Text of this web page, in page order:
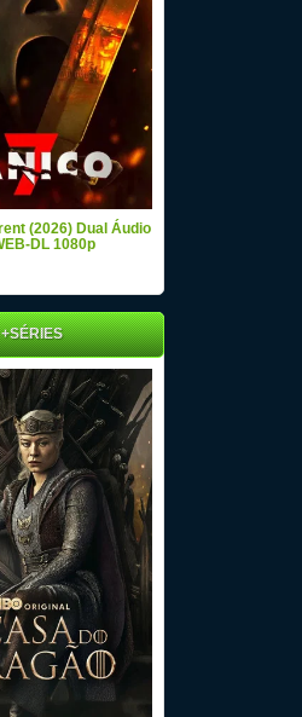
(2026) Dual Áudio
DL 1080p
+SÉRIES